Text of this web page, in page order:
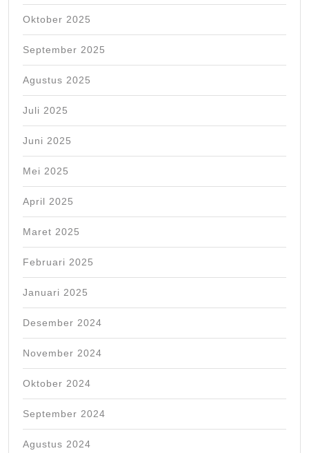
Oktober 2025
September 2025
Agustus 2025
Juli 2025
Juni 2025
Mei 2025
April 2025
Maret 2025
Februari 2025
Januari 2025
Desember 2024
November 2024
Oktober 2024
September 2024
Agustus 2024